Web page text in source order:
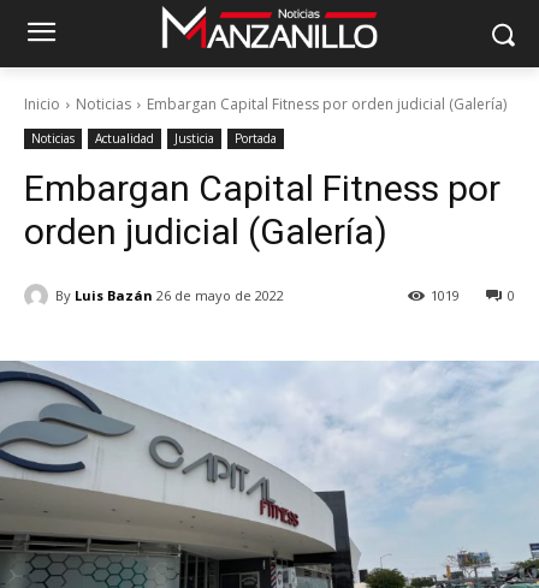
Inicio Noticias Embargan Capital Fitness por orden judicial (Galería)
Noticias Actualidad Justicia Portada
Embargan Capital Fitness por
orden judicial (Galería)
By Luis Bazán 26 de mayo de 2022 0
1019